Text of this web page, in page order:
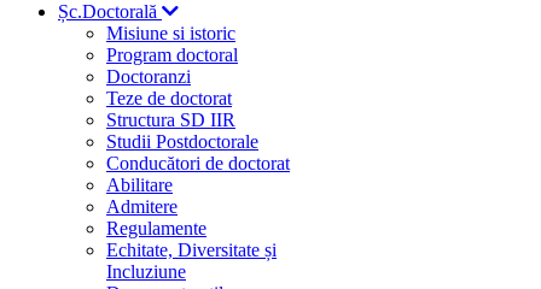
Șc.Doctorală
Misiune si istoric
Program doctoral
Doctoranzi
Teze de doctorat
Structura SD IIR
Studii Postdoctorale
Conducători de doctorat
Abilitare
Admitere
Regulamente
Echitate, Diversitate și
Incluziune